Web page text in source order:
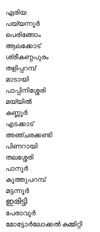
ഏരിയ
പയ്യന്നൂർ
പെരിങ്ങോം
ആലക്കോട്
ശ്രീകണ്ഠപുരം
തളിപ്പറമ്പ്
മാടായി
പാപ്പിനിശ്ശേരി
മയ്യിൽ
കണ്ണൂർ
എടക്കാട്
അഞ്ചരക്കണ്ടി
പിണറായി
തലശ്ശേരി
പാനൂർ
കൂത്തുപറമ്പ്
മട്ടന്നൂർ
ഇരിട്ടി
പേരാവൂർ
മോട്ടോർലോക്കൽ കമ്മിറ്റി